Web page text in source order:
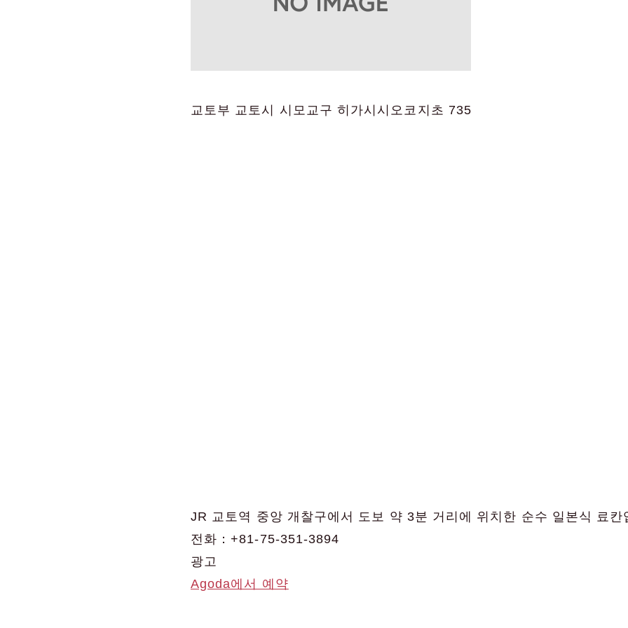
교토부 교토시 시모교구 히가시시오코지초 735
JR 교토역 중앙 개찰구에서 도보 약 3분 거리에 위치한 순수 일본식 료칸
전화：+81-75-351-3894
광고
Agoda에서 예약